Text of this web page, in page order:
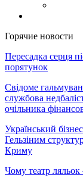
Горячие новости
Пересадка серця
порятунок
Свідоме
службова
очільника
Український
Гельзіним
Криму
Чому театр